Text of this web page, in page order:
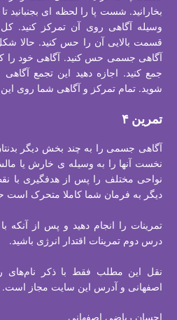
بخارانید. شست پا را لحظه ای
وسیله آگاهی روی آن تمرکز
قسمت بالایی آن را حس کنید. حالا
آگاهی جسمی حس کنید. آگاهی خود را
جمع کنید. اجازه دهید این تجمع
شوید. تمام تمرکز و آگاهی شما روی
تمرین ۴
آگاهی جسمی را به چند بخش دیگر
نخست آنها را به وسیله ی خارش یا
نواحی مختلف را پس از هدفگیری با
دیگر به فرمان شما کاملا متحرک است
تمرينات را انجام دهيد و پس از آنکه
درس دوم تمرينات اقتدار انرژی باشید.
نقل اين مطلب فقط با ذکر نام‌های
اصفهانی و آدرس این سایت مجاز است.
احسان ریاضی اصفهانی